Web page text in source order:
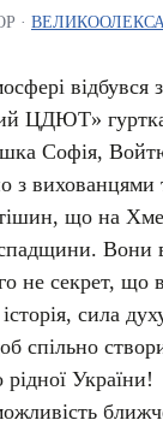
·
відбувся
ЦДЮТ»
Софія,
з
що на
не секрет,
історія, сила
спільно
України!